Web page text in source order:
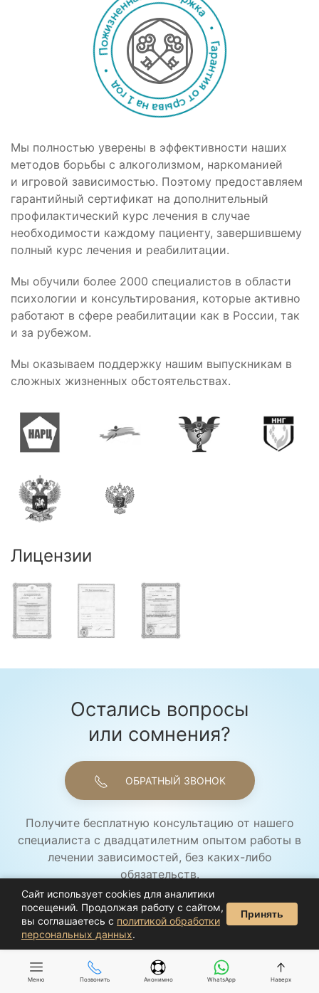
Мы полностью уверены в эффективности наших
методов борьбы с алкоголизмом, наркоманией
и игровой зависимостью. Поэтому предоставляем
гарантийный сертификат на дополнительный
профилактический курс лечения в случае
необходимости каждому пациенту, завершившему
полный курс лечения и реабилитации.
Мы обучили более 2000 специалистов в области
психологии и консультирования, которые активно
работают в сфере реабилитации как в России, так
и за рубежом.
Мы оказываем поддержку нашим выпускникам в
сложных жизненных обстоятельствах.
Лицензии
Остались вопросы
или сомнения?
ОБРАТНЫЙ ЗВОНОК
Получите бесплатную консультацию от нашего
специалиста с двадцатилетним опытом работы в
лечении зависимостей, без каких-либо
обязательств.
Ребцентр Ключи
Меню Позвонить Анонимно WhatsApp Наверх
Сайт использует cookies для аналитики
посещений. Продолжая работу с сайтом,
вы соглашаетесь с политикой обработки
персональных данных.
Принять